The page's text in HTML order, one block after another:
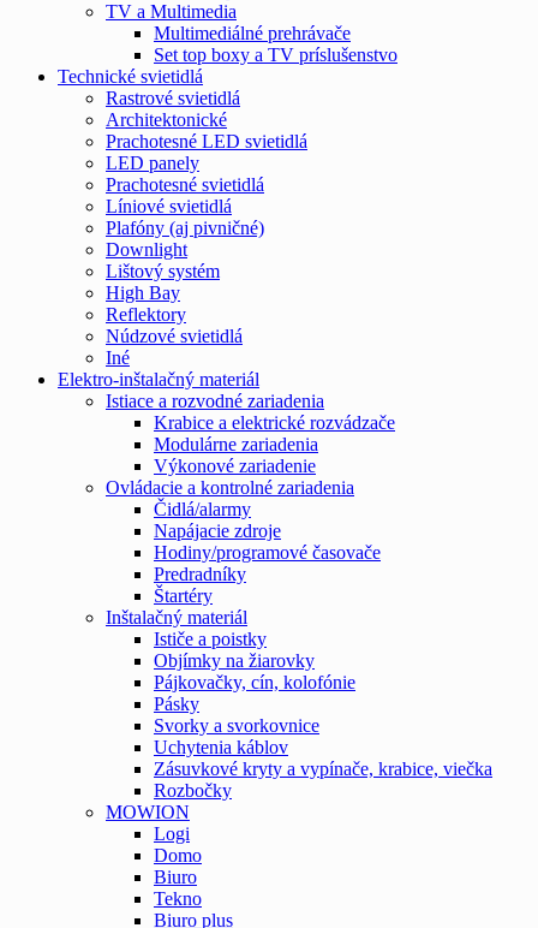
TV a Multimedia
Multimediálné prehrávače
Set top boxy a TV príslušenstvo
Technické svietidlá
Rastrové svietidlá
Architektonické
Prachotesné LED svietidlá
LED panely
Prachotesné svietidlá
Líniové svietidlá
Plafóny (aj pivničné)
Downlight
Lištový systém
High Bay
Reflektory
Núdzové svietidlá
Iné
Elektro-inštalačný materiál
Istiace a rozvodné zariadenia
Krabice a elektrické rozvádzače
Modulárne zariadenia
Výkonové zariadenie
Ovládacie a kontrolné zariadenia
Čidlá/alarmy
Napájacie zdroje
Hodiny/programové časovače
Predradníky
Štartéry
Inštalačný materiál
Ističe a poistky
Objímky na žiarovky
Pájkovačky, cín, kolofónie
Pásky
Svorky a svorkovnice
Uchytenia káblov
Zásuvkové kryty a vypínače, krabice, viečka
Rozbočky
MOWION
Logi
Domo
Biuro
Tekno
Biuro plus